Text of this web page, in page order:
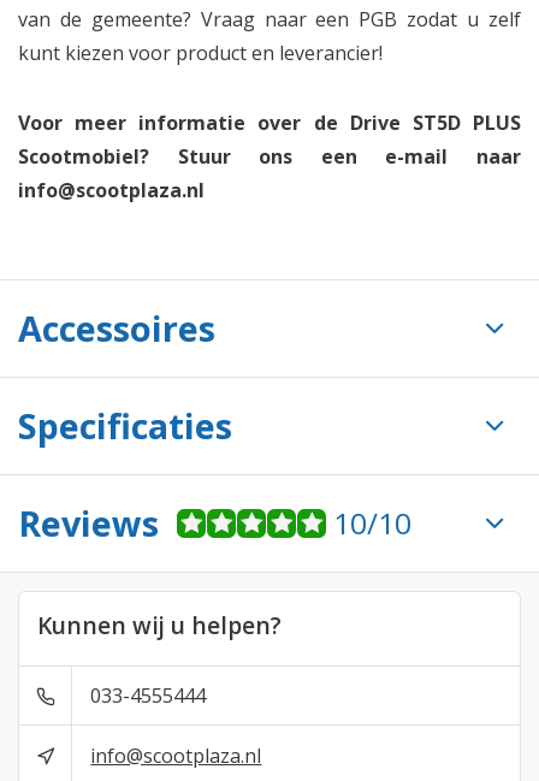
van de gemeente? Vraag naar een PGB zodat u zelf
kunt kiezen voor product en leverancier!
Voor meer informatie over de Drive ST5D PLUS
Scootmobiel? Stuur ons een e-mail naar
info@scootplaza.nl
Accessoires
Specificaties
Reviews 10/10
Kunnen wij u helpen?
033-4555444
info@scootplaza.nl